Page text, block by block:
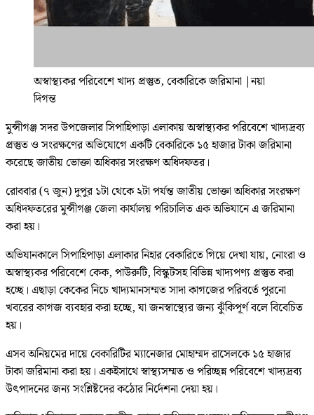
অস্বাস্থ্যকর পরিবেশে খাদ্য প্রস্তুত, বেকারিকে জরিমানা |নয়া
দিগন্ত
মুন্সীগঞ্জ সদর উপজেলার সিপাহিপাড়া এলাকায় অস্বাস্থ্যকর পরিবেশে খাদ্যদ্রব্য
প্রস্তুত ও সংরক্ষণের অভিযোগে একটি বেকারিকে ১৫ হাজার টাকা জরিমানা
করেছে জাতীয় ভোক্তা অধিকার সংরক্ষণ অধিদফতর।
রোববার (৭ জুন) দুপুর ১টা থেকে ২টা পর্যন্ত জাতীয় ভোক্তা অধিকার সংরক্ষণ
অধিদফতরের মুন্সীগঞ্জ জেলা কার্যালয় পরিচালিত এক অভিযানে এ জরিমানা
করা হয়।
অভিযানকালে সিপাহিপাড়া এলাকার নিহার বেকারিতে গিয়ে দেখা যায়, নোংরা ও
অস্বাস্থ্যকর পরিবেশে কেক, পাউরুটি, বিস্কুটসহ বিভিন্ন খাদ্যপণ্য প্রস্তুত করা
হচ্ছে। এছাড়া কেকের নিচে খাদ্যমানসম্মত সাদা কাগজের পরিবর্তে পুরনো
খবরের কাগজ ব্যবহার করা হচ্ছে, যা জনস্বাস্থ্যের জন্য ঝুঁকিপূর্ণ বলে বিবেচিত
হয়।
এসব অনিয়মের দায়ে বেকারিটির ম্যানেজার মোহাম্মদ রাসেলকে ১৫ হাজার
টাকা জরিমানা করা হয়। একইসাথে স্বাস্থ্যসম্মত ও পরিচ্ছন্ন পরিবেশে খাদ্যদ্রব্য
উৎপাদনের জন্য সংশ্লিষ্টদের কঠোর নির্দেশনা দেয়া হয়।